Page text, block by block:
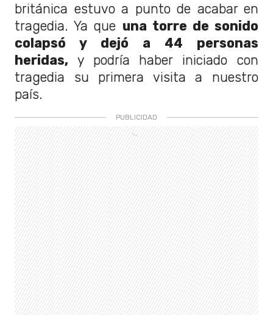
británica estuvo a punto de acabar en
tragedia. Ya que una torre de sonido
colapsó y dejó a 44 personas
heridas, y podría haber iniciado con
tragedia su primera visita a nuestro
país.